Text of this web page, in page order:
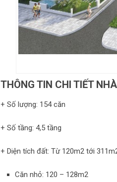
THÔNG TIN CHI TIẾT NHÀ
+ Số lượng: 154 căn
+ Số tầng: 4,5 tầng
+ Diện tích đất: Từ 120m2 tới
Căn nhỏ: 120 – 128m2